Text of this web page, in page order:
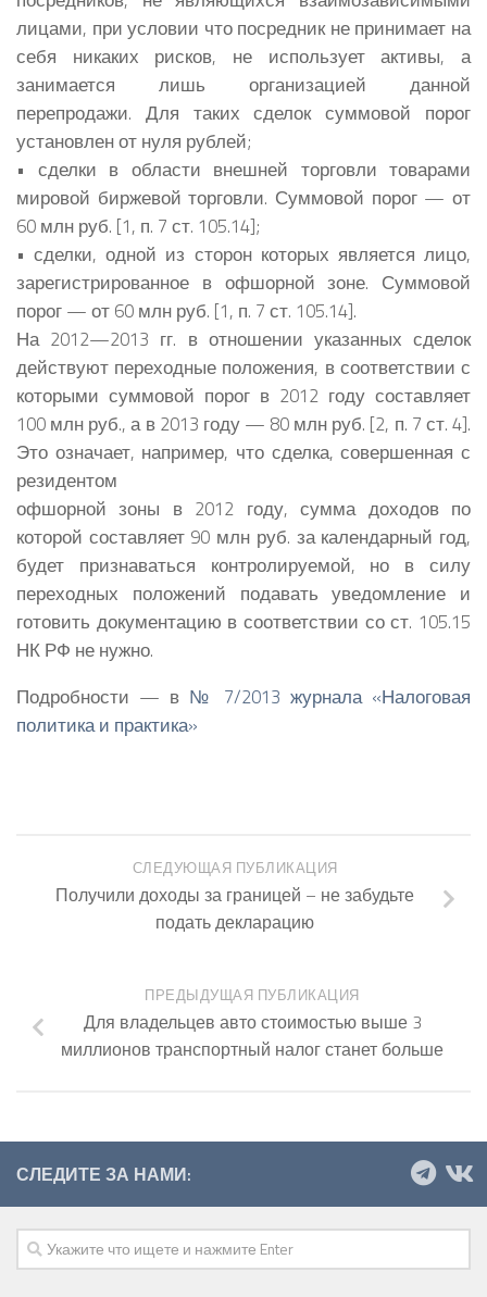
лицами, при условии что посредник не принимает на
себя никаких рисков, не использует активы, а
занимается лишь организацией данной
перепродажи. Для таких сделок суммовой порог
установлен от нуля рублей;
• сделки в области внешней торговли товарами
мировой биржевой торговли. Суммовой порог — от
60 млн руб. [1, п. 7 ст. 105.14];
• сделки, одной из сторон которых является лицо,
зарегистрированное в офшорной зоне. Суммовой
порог — от 60 млн руб. [1, п. 7 ст. 105.14].
На 2012—2013 гг. в отношении указанных сделок
действуют переходные положения, в соответствии с
которыми суммовой порог в 2012 году составляет
100 млн руб., а в 2013 году — 80 млн руб. [2, п. 7 ст. 4].
Это означает, например, что сделка, совершенная с
резидентом
офшорной зоны в 2012 году, сумма доходов по
которой составляет 90 млн руб. за календарный год,
будет признаваться контролируемой, но в силу
переходных положений подавать уведомление и
готовить документацию в соответствии со ст. 105.15
НК РФ не нужно.
Подробности — в № 7/2013 журнала «Налоговая
политика и практика»
СЛЕДУЮЩАЯ ПУБЛИКАЦИЯ
Получили доходы за границей – не забудьте
подать декларацию
ПРЕДЫДУЩАЯ ПУБЛИКАЦИЯ
Для владельцев авто стоимостью выше 3
миллионов транспортный налог станет больше
СЛЕДИТЕ ЗА НАМИ: